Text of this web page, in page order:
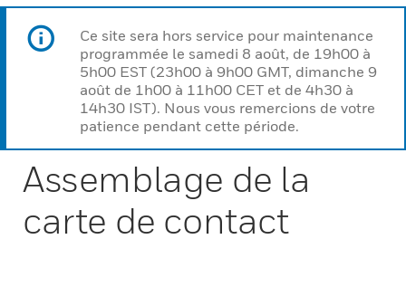
Ce site sera hors service pour maintenance
programmée le samedi 8 août, de 19h00 à
5h00 EST (23h00 à 9h00 GMT, dimanche 9
août de 1h00 à 11h00 CET et de 4h30 à
14h30 IST). Nous vous remercions de votre
patience pendant cette période.
Assemblage de la
carte de contact